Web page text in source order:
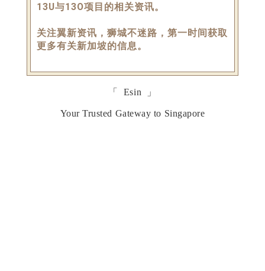
13U与13O项目的相关资讯。
关注翼新资讯，狮城不迷路，第一时间获取
更多有关新加坡的信息。
「 Esin 」
Your Trusted Gateway to Singapore